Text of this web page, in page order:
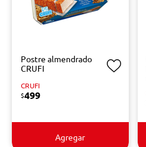
Postre almendrado
CRUFI
CRUFI
$499
Agregar